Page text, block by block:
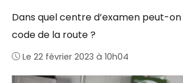
Dans quel centre d’examen peut-
code de la route ?
Le 22 février 2023 à 10h04